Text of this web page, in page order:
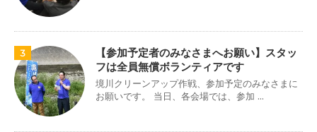
3
【参加予定者のみなさまへお願い】スタッ
フは全員無償ボランティアです
境川クリーンアップ作戦、参加予定のみなさまに
お願いです。 当日、各会場では、参加 ...